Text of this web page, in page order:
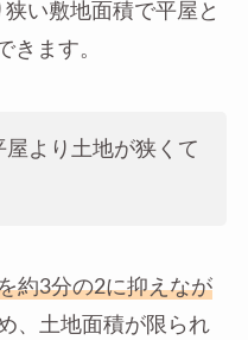
い敷地面積で平屋と
きます。
屋より土地が狭くて
約3分の2に抑えなが
、土地面積が限られ